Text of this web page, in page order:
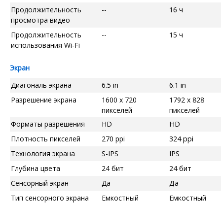
Продолжительность
просмотра видео
-- 16 ч
Продолжительность
использования Wi-Fi
-- 15 ч
Экран
Диагональ экрана
6.5 in
6.1 in
Разрешение экрана
1600 x 720
пикселей
1792 x 828
пикселей
Форматы разрешения
HD
HD
Плотность пикселей
270 ppi
324 ppi
Технология экрана
S-IPS
IPS
Глубина цвета
24 бит
24 бит
Сенсорный экран
Да
Да
Тип сенсорного экрана
Емкостный Емкостный